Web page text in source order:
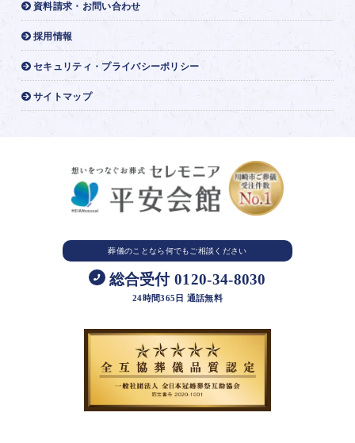
資料請求・お問い合わせ
採用情報
セキュリティ・プライバシーポリシー
サイトマップ
葬儀のことなら何でもご相談ください
総合受付 0120-34-8030
24時間365日 通話無料